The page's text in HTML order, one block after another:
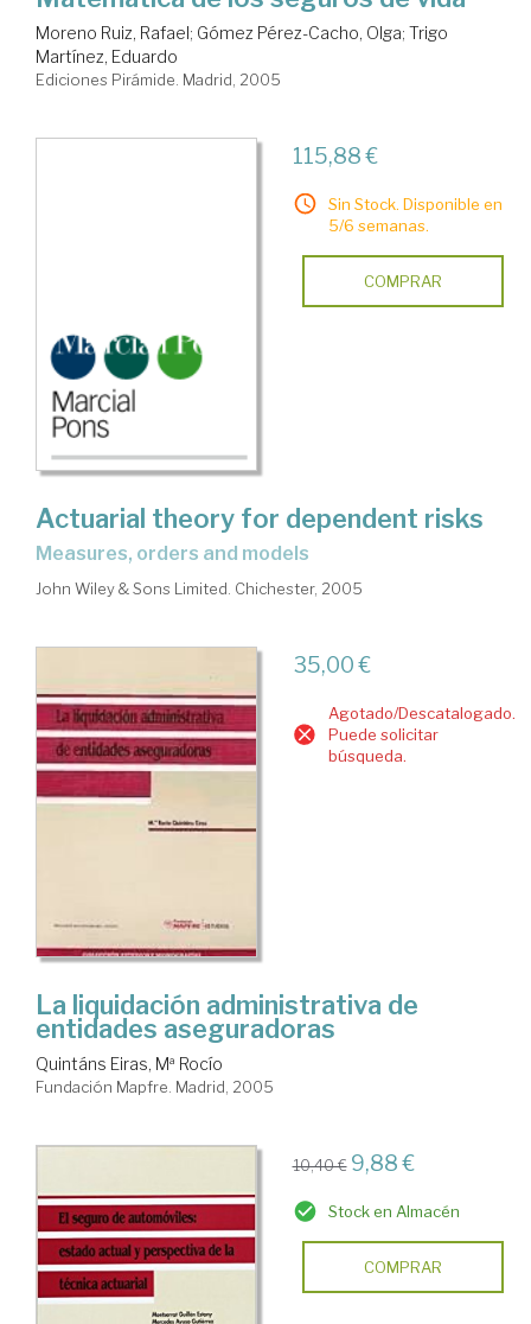
Moreno Ruiz, Rafael; Gómez Pérez-Cacho, Olga; Trigo
Martínez, Eduardo
Ediciones Pirámide. Madrid, 2005
115,88 €
Sin Stock. Disponible en
5/6 semanas.
COMPRAR
Actuarial theory for dependent risks
measures, orders and models
John Wiley & Sons Limited. Chichester, 2005
35,00 €
Agotado/Descatalogado.
Puede solicitar
búsqueda.
La liquidación administrativa de
entidades aseguradoras
Quintáns Eiras, Mª Rocío
Fundación Mapfre. Madrid, 2005
10,40 € 9,88 €
Stock en Almacén
COMPRAR